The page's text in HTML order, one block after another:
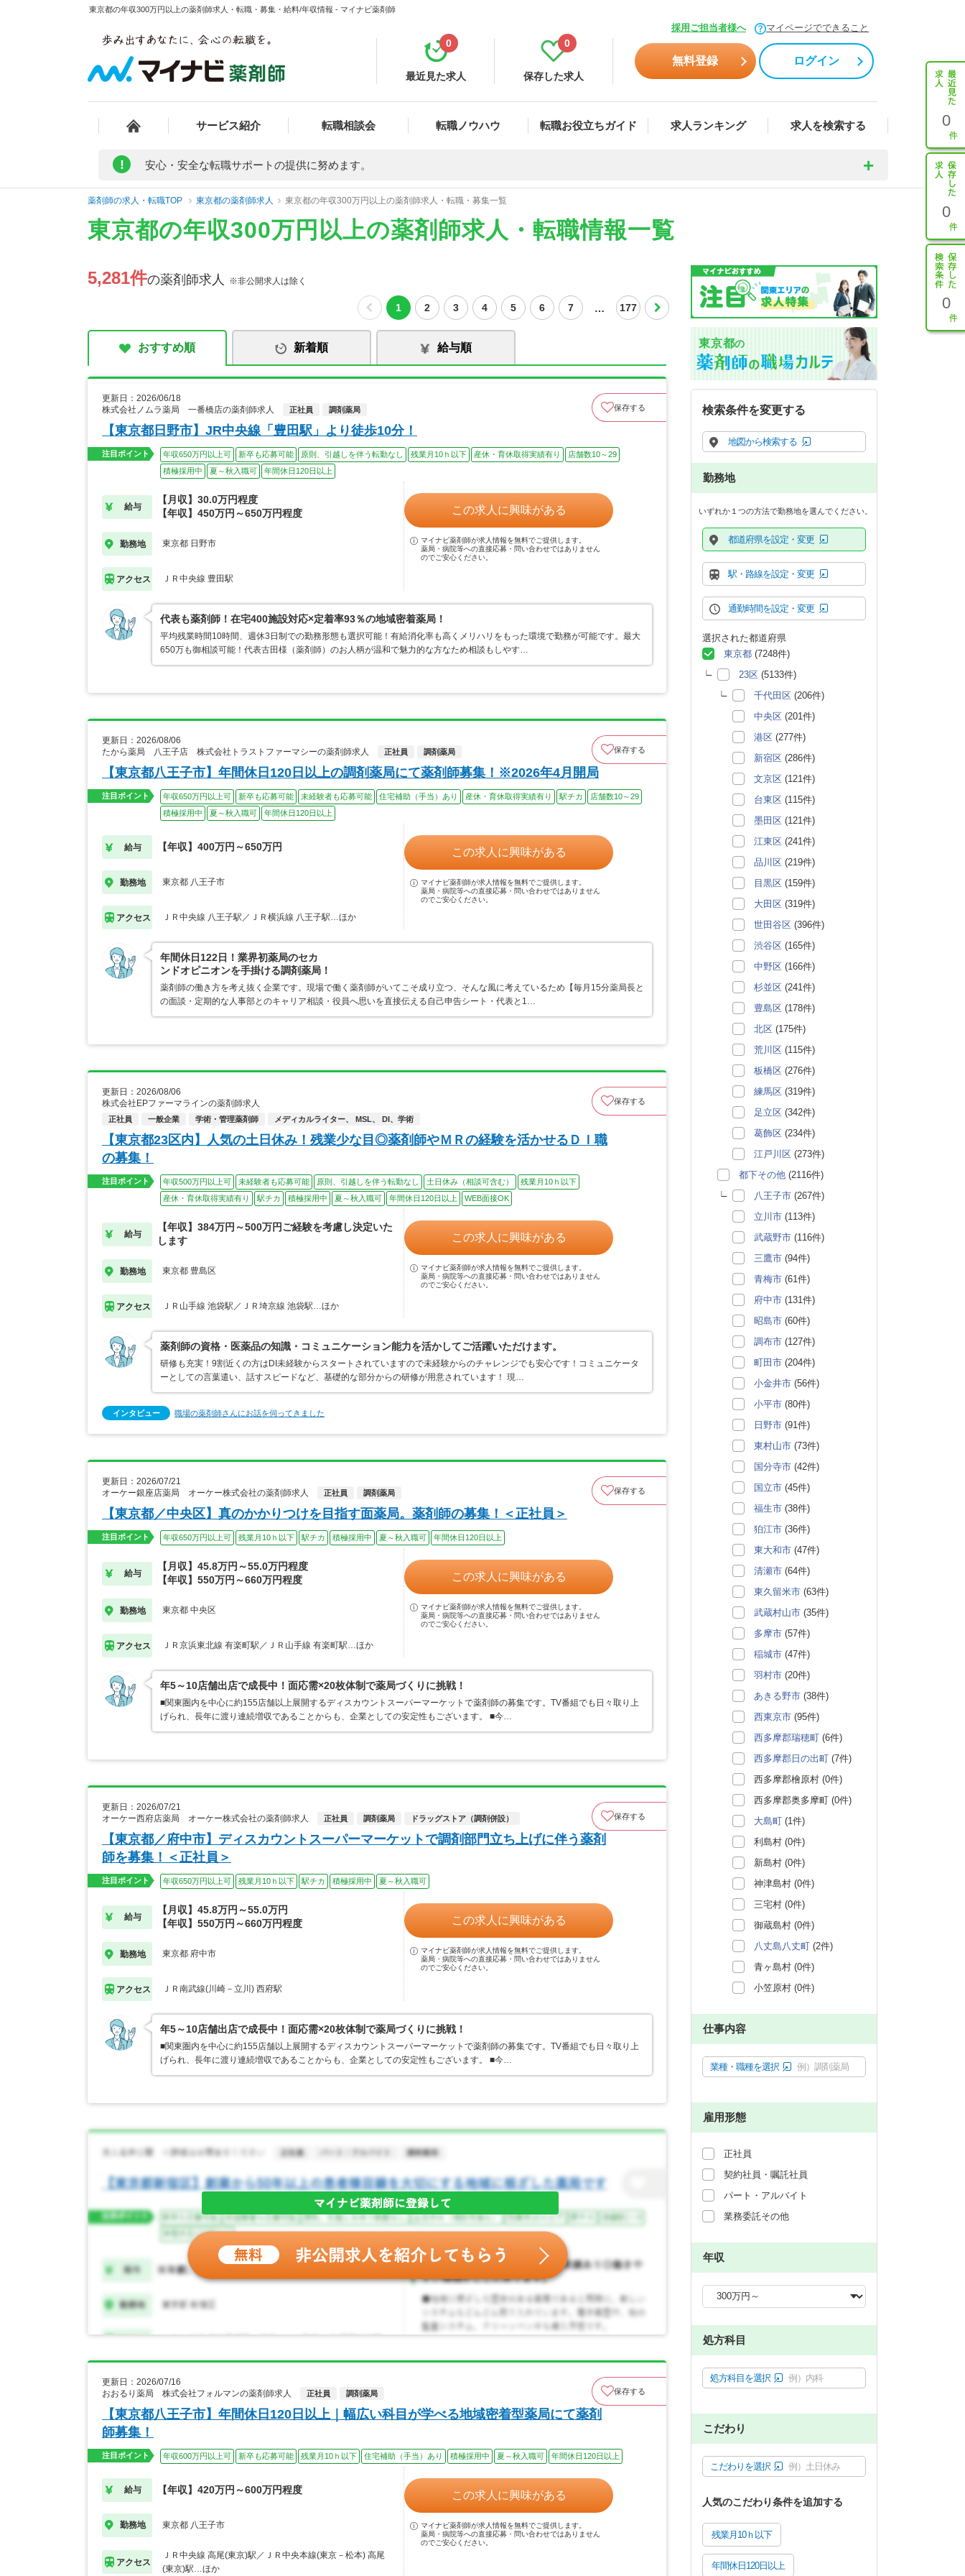
東京都の年収300万円以上の薬剤師求人・転職・募集・給料/年収情報 - マイナビ薬剤師
採用ご担当者様へ マイページでできること
最近見た求人
0
保存した求人
0
無料登録 ログイン
サービス紹介 転職相談会 転職ノウハウ 転職お役立ちガイド 求人ランキング 求人を検索する 0
0
0
! 安心・安全な転職サポートの提供に努めます。
薬剤師の求人・転職TOP 東京都の薬剤師求人 東京都の年収300万円以上の薬剤師求人・転職・募集一覧
東京都の年収300万円以上の薬剤師求人・転職情報一覧
5,281件の薬剤師求人 ※非公開求人は除く
1 2 3 4 5 6 7 … 177
おすすめ順 新着順 給与順
更新日：2026/06/18
株式会社ノムラ薬局 一番橋店の薬剤師求人
正社員 調剤薬局 保存する
【東京都日野市】JR中央線「豊田駅」より徒歩10分！
注目ポイント 年収650万円以上可 新卒も応募可能 原則、引越しを伴う転勤なし 残業月10ｈ以下 産休・育休取得実績有り
店舗数10～29
積極採用中
夏～秋入職可 年間休日120日以上
給与
【月収】30.0万円程度
【年収】450万円～650万円程度
勤務地 東京都 日野市
アクセス ＪＲ中央線 豊田駅
この求人に興味がある
マイナビ薬剤師が求人情報を無料でご提供します。
薬局・病院等への直接応募・問い合わせではありません
のでご安心ください。
代表も薬剤師！在宅400施設対応×定着率93％の地域密着薬局！
平均残業時間10時間、週休3日制での勤務形態も選択可能！有給消化率も高くメリハリをもった環境で勤務が可能です。最大
650万も御相談可能！代表古田様（薬剤師）のお人柄が温和で魅力的な方なため相談もしやす…
更新日：2026/08/06
たから薬局 八王子店 株式会社トラストファーマシーの薬剤師求人
正社員 調剤薬局 保存する
【東京都八王子市】年間休日120日以上の調剤薬局にて薬剤師募集！※2026年4月開局
注目ポイント 年収650万円以上可 新卒も応募可能 未経験者も応募可能 住宅補助（手当）あり 産休・育休取得実績有り 駅チカ
店舗数10～29
積極採用中
夏～秋入職可 年間休日120日以上
給与 【年収】400万円～650万円
勤務地 東京都 八王子市
アクセス ＪＲ中央線 八王子駅／ＪＲ横浜線 八王子駅…ほか
この求人に興味がある
マイナビ薬剤師が求人情報を無料でご提供します。
薬局・病院等への直接応募・問い合わせではありません
のでご安心ください。
年間休日122日！業界初薬局のセカ
ンドオピニオンを手掛ける調剤薬局！
薬剤師の働き方を考え抜く企業です。現場で働く薬剤師がいてこそ成り立つ、そんな風に考えているため【毎月15分薬局長と
の面談・定期的な人事部とのキャリア相談・役員へ思いを直接伝える自己申告シート・代表と1…
更新日：2026/08/06
株式会社EPファーマラインの薬剤師求人
正社員 一般企業 学術・管理薬剤師 メディカルライター、 MSL、 DI、学術
保存する
【東京都23区内】人気の土日休み！残業少な目◎薬剤師やＭＲの経験を活かせるＤＩ職
の募集！
注目ポイント 年収500万円以上可 未経験者も応募可能 原則、引越しを伴う転勤なし 土日休み（相談可含む）
残業月10ｈ以下
産休・育休取得実績有り
駅チカ 積極採用中 夏～秋入職可 年間休日120日以上 WEB面接OK
給与
【年収】384万円～500万円ご経験を考慮し決定いた
します
勤務地 東京都 豊島区
アクセス ＪＲ山手線 池袋駅／ＪＲ埼京線 池袋駅…ほか
この求人に興味がある
マイナビ薬剤師が求人情報を無料でご提供します。
薬局・病院等への直接応募・問い合わせではありません
のでご安心ください。
薬剤師の資格・医薬品の知識・コミュニケーション能力を活かしてご活躍いただけます。
研修も充実！9割近くの方はDI未経験からスタートされていますので未経験からのチャレンジでも安心です！コミュニケータ
ーとしての言葉遣い、話すスピードなど、基礎的な部分からの研修が用意されています！ 現…
インタビュー 職場の薬剤師さんにお話を伺ってきました
更新日：2026/07/21
オーケー銀座店薬局 オーケー株式会社の薬剤師求人
正社員 調剤薬局 保存する
【東京都／中央区】真のかかりつけを目指す面薬局。薬剤師の募集！＜正社員＞
注目ポイント 年収650万円以上可 残業月10ｈ以下 駅チカ 積極採用中 夏～秋入職可 年間休日120日以上
給与
【月収】45.8万円～55.0万円程度
【年収】550万円～660万円程度
勤務地 東京都 中央区
アクセス ＪＲ京浜東北線 有楽町駅／ＪＲ山手線 有楽町駅…ほか
この求人に興味がある
マイナビ薬剤師が求人情報を無料でご提供します。
薬局・病院等への直接応募・問い合わせではありません
のでご安心ください。
年5～10店舗出店で成長中！面応需×20枚体制で薬局づくりに挑戦！
■関東圏内を中心に約155店舗以上展開するディスカウントスーパーマーケットで薬剤師の募集です。TV番組でも日々取り上
げられ、長年に渡り連続増収であることからも、企業としての安定性もございます。 ■今…
更新日：2026/07/21
オーケー西府店薬局 オーケー株式会社の薬剤師求人
正社員 調剤薬局 ドラッグストア（調剤併設） 保存する
【東京都／府中市】ディスカウントスーパーマーケットで調剤部門立ち上げに伴う薬剤
師を募集！＜正社員＞
注目ポイント 年収650万円以上可 残業月10ｈ以下 駅チカ 積極採用中 夏～秋入職可
給与
【月収】45.8万円～55.0万円
【年収】550万円～660万円程度
勤務地 東京都 府中市
アクセス ＪＲ南武線(川崎－立川) 西府駅
この求人に興味がある
マイナビ薬剤師が求人情報を無料でご提供します。
薬局・病院等への直接応募・問い合わせではありません
のでご安心ください。
年5～10店舗出店で成長中！面応需×20枚体制で薬局づくりに挑戦！
■関東圏内を中心に約155店舗以上展開するディスカウントスーパーマーケットで薬剤師の募集です。TV番組でも日々取り上
げられ、長年に渡り連続増収であることからも、企業としての安定性もございます。 ■今…
更新日：2026/07/16
おおるり薬局 株式会社フォルマンの薬剤師求人
正社員 調剤薬局 保存する
【東京都八王子市】年間休日120日以上｜幅広い科目が学べる地域密着型薬局にて薬剤
師募集！
注目ポイント 年収600万円以上可 新卒も応募可能 残業月10ｈ以下 住宅補助（手当）あり 積極採用中 夏～秋入職可 年間休日120日以上
給与 【年収】420万円～600万円程度
勤務地 東京都 八王子市
アクセス
ＪＲ中央線 高尾(東京)駅／ＪＲ中央本線(東京－松本) 高尾
(東京)駅…ほか
この求人に興味がある
マイナビ薬剤師が求人情報を無料でご提供します。
薬局・病院等への直接応募・問い合わせではありません
のでご安心ください。
東京都の
検索条件を変更する
地図から検索する
勤務地
いずれか１つの方法で勤務地を選んでください。
都道府県を設定・変更
駅・路線を設定・変更
通勤時間を設定・変更
選択された都道府県
東京都 (7248件)
23区 (5133件)
千代田区 (206件)
中央区 (201件)
港区 (277件)
新宿区 (286件)
文京区 (121件)
台東区 (115件)
墨田区 (121件)
江東区 (241件)
品川区 (219件)
目黒区 (159件)
大田区 (319件)
世田谷区 (396件)
渋谷区 (165件)
中野区 (166件)
杉並区 (241件)
豊島区 (178件)
北区 (175件)
荒川区 (115件)
板橋区 (276件)
練馬区 (319件)
足立区 (342件)
葛飾区 (234件)
江戸川区 (273件)
都下その他 (2116件)
八王子市 (267件)
立川市 (113件)
武蔵野市 (116件)
三鷹市 (94件)
青梅市 (61件)
府中市 (131件)
昭島市 (60件)
調布市 (127件)
町田市 (204件)
小金井市 (56件)
小平市 (80件)
日野市 (91件)
東村山市 (73件)
国分寺市 (42件)
国立市 (45件)
福生市 (38件)
狛江市 (36件)
東大和市 (47件)
清瀬市 (64件)
東久留米市 (63件)
武蔵村山市 (35件)
多摩市 (57件)
稲城市 (47件)
羽村市 (20件)
あきる野市 (38件)
西東京市 (95件)
西多摩郡瑞穂町 (6件)
西多摩郡日の出町 (7件)
西多摩郡檜原村 (0件)
西多摩郡奥多摩町 (0件)
大島町 (1件)
利島村 (0件)
新島村 (0件)
神津島村 (0件)
三宅村 (0件)
御蔵島村 (0件)
八丈島八丈町 (2件)
青ヶ島村 (0件)
小笠原村 (0件)
仕事内容
業種・職種を選択 例）調剤薬局
雇用形態
正社員
契約社員・嘱託社員
パート・アルバイト
業務委託その他
年収
処方科目
処方科目を選択 例）内科
こだわり
こだわりを選択 例）土日休み
人気のこだわり条件を追加する
残業月10ｈ以下
年間休日120日以上